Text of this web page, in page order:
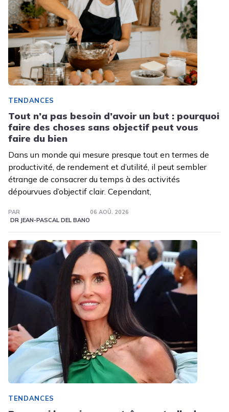
TENDANCES
Tout n’a pas besoin d’avoir un but : pourquoi
faire des choses sans objectif peut vous
faire du bien
Dans un monde qui mesure presque tout en termes de
productivité, de rendement et d’utilité, il peut sembler
étrange de consacrer du temps à des activités
dépourvues d’objectif clair. Cependant,
PAR
DR JEAN-PASCAL DEL BANO
06 AOÛ. 2026
TENDANCES